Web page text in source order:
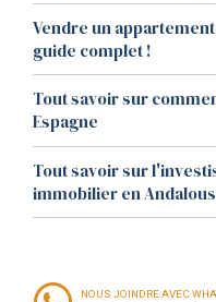
Vendre un appartement
guide complet !
Tout savoir sur
Espagne
Tout savoir sur
immobilier en
NOUS JOINDRE AVEC